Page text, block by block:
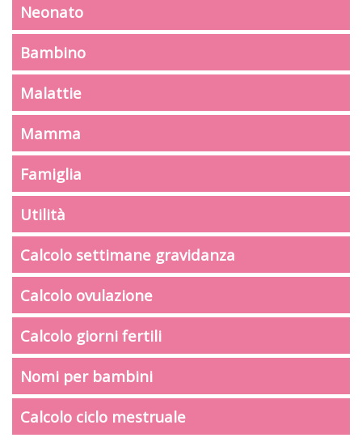
Neonato
Bambino
Malattie
Mamma
Famiglia
Utilità
Calcolo settimane gravidanza
Calcolo ovulazione
Calcolo giorni fertili
Nomi per bambini
Calcolo ciclo mestruale